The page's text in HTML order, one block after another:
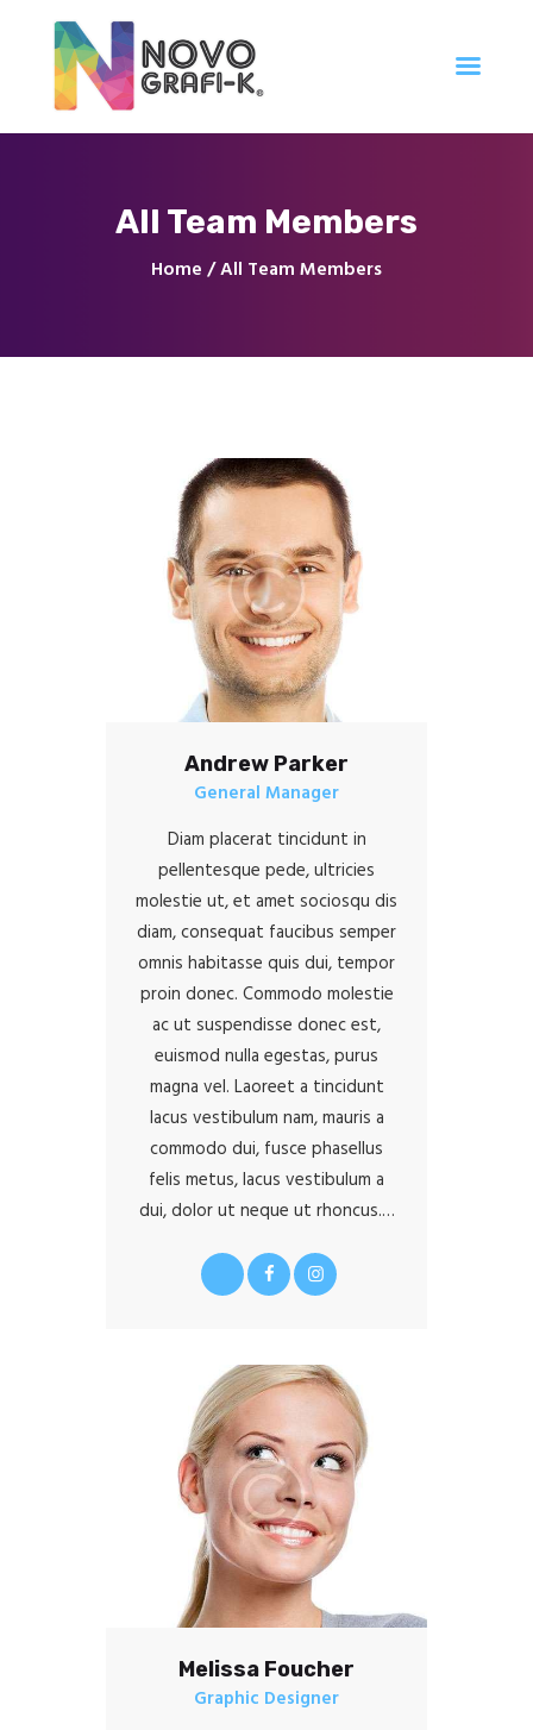
All Team Members
Home All Team Members
Tienda
Servicios
Andrew Parker
General Manager
Diam placerat tincidunt in
pellentesque pede, ultricies
molestie ut, et amet sociosqu dis
diam, consequat faucibus semper
omnis habitasse quis dui, tempor
proin donec. Commodo molestie
ac ut suspendisse donec est,
euismod nulla egestas, purus
magna vel. Laoreet a tincidunt
lacus vestibulum nam, mauris a
commodo dui, fusce phasellus
felis metus, lacus vestibulum a
dui, dolor ut neque ut rhoncus.…
Melissa Foucher
Graphic Designer